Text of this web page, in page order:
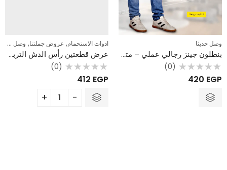
وصل حديثا
بنطلون جينز رجالي عملي – متوفر باللونين الأزرق والأسود الأساسيين
تم
التقييم
من
(0)
420 EGP
ادوات الاستحمام, عروض جملتنا, وصل حديثا
عرض قطعتين رأس الدش التربو – لزيادة ضغط المياه الضعيفة ودوران 360 درجة
تم
التقييم
من
(0)
412 EGP